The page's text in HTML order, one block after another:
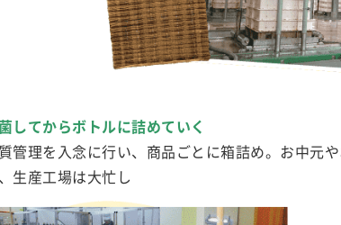
してからボトルに詰めていく
管理を入念に行い、商品ごとに箱詰め。お中元
生産工場は大忙し